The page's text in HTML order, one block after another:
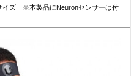
イズ ※本製品にNeuronセンサーは付